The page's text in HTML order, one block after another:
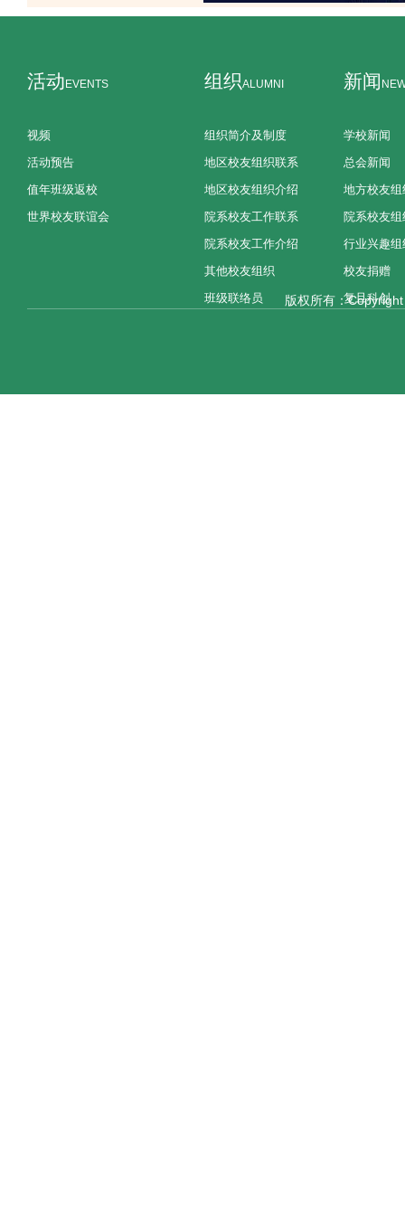
活动 EVENTS
视频
活动预告
值年班级返校
世界校友联谊会
组织ALUMNI
组织简介及制度
地区校友组织联系
地区校友组织介绍
院系校友工作联系
院系校友工作介绍
其他校友组织
班级联络员
新闻
学校新闻
总会新闻
地方校友组
院系校友组
行业兴趣组
校友捐赠
复旦科创
版权所有：